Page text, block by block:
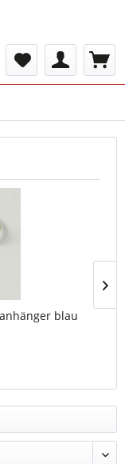
blau